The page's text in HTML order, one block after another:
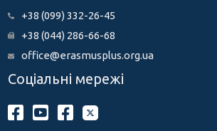
+38 (099) 332-26-45
+38 (044) 286-66-68
office@erasmusplus.org.ua
Соціальні мережі